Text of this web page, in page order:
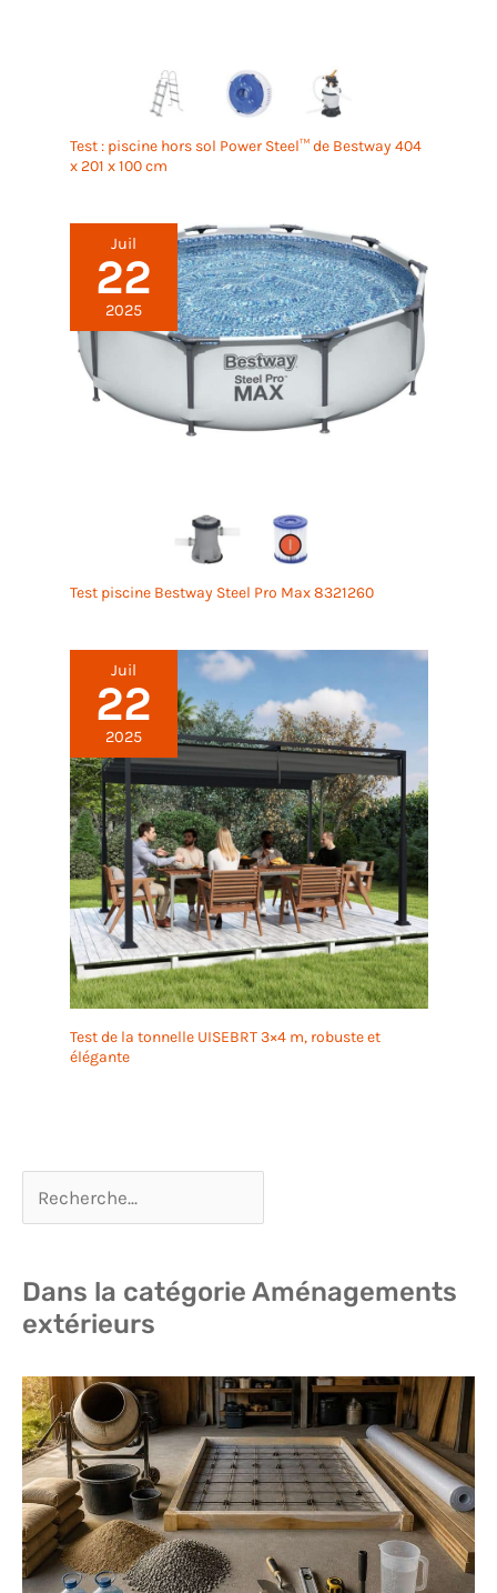
Nitrex 290G permettent
une dextérité et une
résistance à l'abrasion
sans entrave ; une
nombreux secteurs.
L'ajustement
multifonctionnel convient
parfaitement aux
randonnées en solo et aux
construction, ainsi qu'à la
pêche, au ski, à la
conduite et à la
randonnée. Le
rembourrage en mousse
des gants de travail en
entrepôt sur la paume
offre une résistance au
rétrécissement et une
résistance supplémentaire
l'utilisation d'outils à
main. Poignets élastiques
fermeture velcro et réglage
parfait. Les gants de
mécanicien ont un tissu
éponge sur le pouce qui
vous permet d'essuyer la
sueur du front lors des
travaux ménagers, de la
manipulation générale, de
la décoration, du
recyclage, du polissage, de
la restauration. Les gants
de jardinage pour femmes
et hommes aident à
réduire la fatigue et
permettent de les utiliser
facilement.
Test : piscine hors sol Power Steel™ de Bestway 404
x 201 x 100 cm
Juil
22
2025
Test piscine Bestway Steel Pro Max 8321260
Juil
22
2025
Test de la tonnelle UISEBRT 3×4 m, robuste et
élégante
Dans la catégorie Aménagements
extérieurs